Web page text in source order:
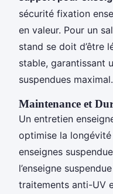
sécurité fixation
en valeur. Pour un
stand se doit d’être
stable, garantissant
suspendues maximal.
Maintenance et
Un entretien
optimise la
enseignes
l’enseigne
traitements anti-UV